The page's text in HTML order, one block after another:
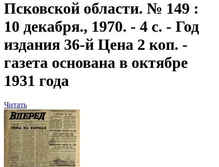
Псковской области. № 149 :
10 декабря., 1970. - 4 с. - Год
издания 36-й Цена 2 коп. -
газета основана в октябре
1931 года
Читать